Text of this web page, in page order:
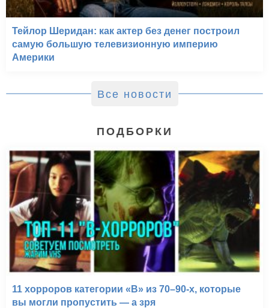
Тейлор Шеридан: как актер без денег построил
самую большую телевизионную империю
Америки
Все новости
ПОДБОРКИ
11 хорроров категории «B» из 70–90-х, которые
вы могли пропустить — а зря